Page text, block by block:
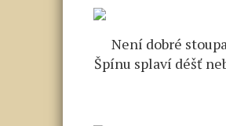
Není dobré
Špínu splaví déšť